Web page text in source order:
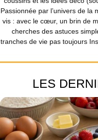
Passionnée par l’univers de la
vis : avec le cœur, un brin de
cherches des astuces
tranches de vie pas toujours
LES